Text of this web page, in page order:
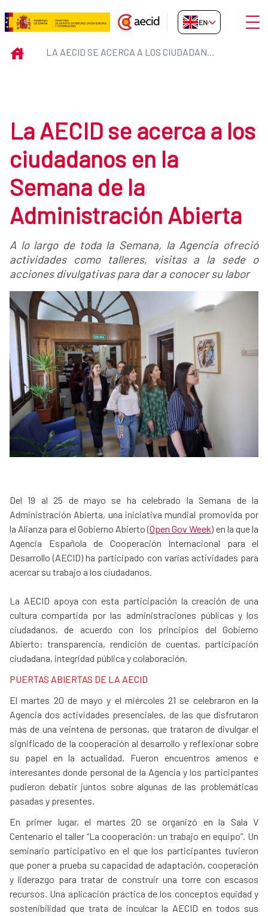
Skip to Main Content
La AECID se acerca a los
EN-GB
INICIO LA AECID SE ACERCA A LOS CIUDADANOS EN LA SEMANA DE LA ADMINISTRACIÓN ABIERTA
La AECID se acerca a los
ciudadanos en la
Semana de la
Administración Abierta
A lo largo de toda la Semana, la Agencia ofreció
actividades como talleres, visitas a la sede o
acciones divulgativas para dar a conocer su labor
Del 19 al 25 de mayo se ha celebrado la Semana de la
Administración Abierta, una iniciativa mundial promovida por
la Alianza para el Gobierno Abierto (Open Gov Week) en la que la
Agencia Española de Cooperación Internacional para el
Desarrollo (AECID) ha participado con varias actividades para
acercar su trabajo a los ciudadanos.
La AECID apoya con esta participación la creación de una
cultura compartida por las administraciones públicas y los
ciudadanos, de acuerdo con los principios del Gobierno
Abierto: transparencia, rendición de cuentas, participación
ciudadana, integridad pública y colaboración.
PUERTAS ABIERTAS DE LA AECID
El martes 20 de mayo y el miércoles 21 se celebraron en la
Agencia dos actividades presenciales, de las que disfrutaron
más de una veintena de personas, que trataron de divulgar el
significado de la cooperación al desarrollo y reflexionar sobre
su papel en la actualidad. Fueron encuentros amenos e
interesantes donde personal de la Agencia y los participantes
pudieron debatir juntos sobre algunas de las problemáticas
pasadas y presentes.
En primer lugar, el martes 20 se organizó en la Sala V
Centenario el taller “La cooperación: un trabajo en equipo”. Un
seminario participativo en el que los participantes tuvieron
que poner a prueba su capacidad de adaptación, cooperación
y liderazgo para tratar de construir una torre con escasos
recursos. Una aplicación práctica de los conceptos equidad y
sostenibilidad que trata de inculcar la AECID en todos sus